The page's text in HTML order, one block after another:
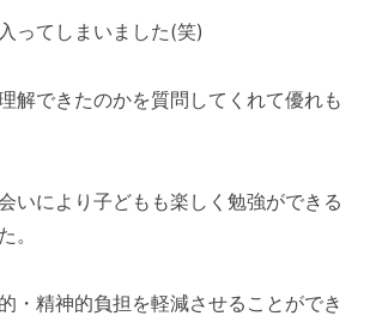
ってしまいました(笑)
解できたのかを質問してくれて優れも
いにより子どもも楽しく勉強ができる
。
・精神的負担を軽減させることができ